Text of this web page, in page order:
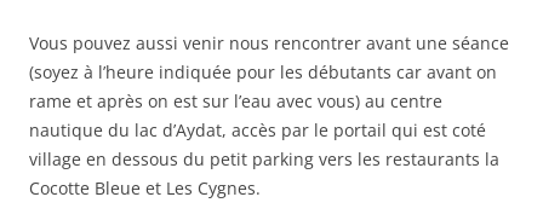
Vous pouvez aussi venir nous rencontrer avant une séance
(soyez à l’heure indiquée pour les débutants car avant on
rame et après on est sur l’eau avec vous) au centre
nautique du lac d’Aydat, accès par le portail qui est coté
village en dessous du petit parking vers les restaurants la
Cocotte Bleue et Les Cygnes.